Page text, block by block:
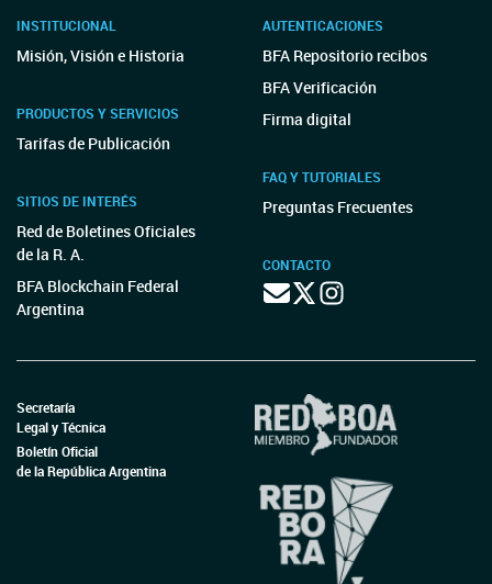
INSTITUCIONAL
Misión, Visión e Historia
PRODUCTOS Y SERVICIOS
Tarifas de Publicación
SITIOS DE INTERÉS
Red de Boletines Oficiales
de la R. A.
BFA Blockchain Federal
Argentina
AUTENTICACIONES
BFA Repositorio recibos
BFA Verificación
Firma digital
FAQ Y TUTORIALES
Preguntas Frecuentes
CONTACTO
Secretaría
Legal y Técnica
Boletín Oficial
de la República Argentina